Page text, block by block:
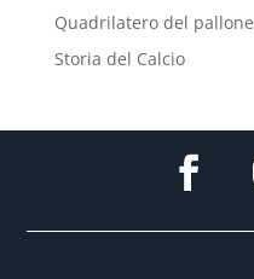
Quadrilatero del pallone
Storia del Calcio